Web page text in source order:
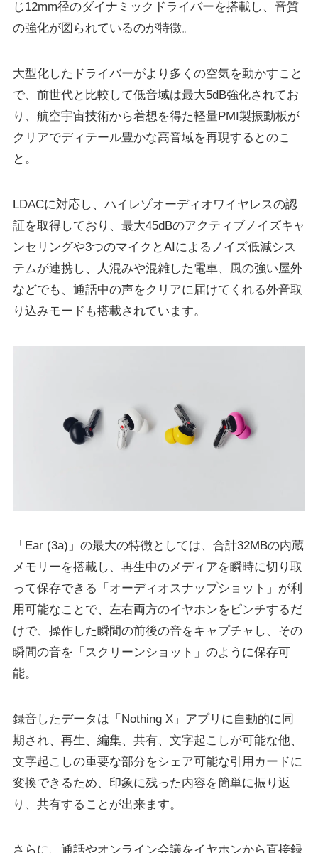
じ12mm径のダイナミックドライバーを搭載し、音質
の強化が図られているのが特徴。
大型化したドライバーがより多くの空気を動かすこと
で、前世代と比較して低音域は最大5dB強化されてお
り、航空宇宙技術から着想を得た軽量PMI製振動板が
クリアでディテール豊かな高音域を再現するとのこ
と。
LDACに対応し、ハイレゾオーディオワイヤレスの認
証を取得しており、最大45dBのアクティブノイズキャ
ンセリングや3つのマイクとAIによるノイズ低減シス
テムが連携し、人混みや混雑した電車、風の強い屋外
などでも、通話中の声をクリアに届けてくれる外音取
り込みモードも搭載されています。
「Ear (3a)」の最大の特徴としては、合計32MBの内蔵
メモリーを搭載し、再生中のメディアを瞬時に切り取
って保存できる「オーディオスナップショット」が利
用可能なことで、左右両方のイヤホンをピンチするだ
けで、操作した瞬間の前後の音をキャプチャし、その
瞬間の音を「スクリーンショット」のように保存可
能。
録音したデータは「Nothing X」アプリに自動的に同
期され、再生、編集、共有、文字起こしが可能な他、
文字起こしの重要な部分をシェア可能な引用カードに
変換できるため、印象に残った内容を簡単に振り返
り、共有することが出来ます。
さらに、通話やオンライン会議をイヤホンから直接録